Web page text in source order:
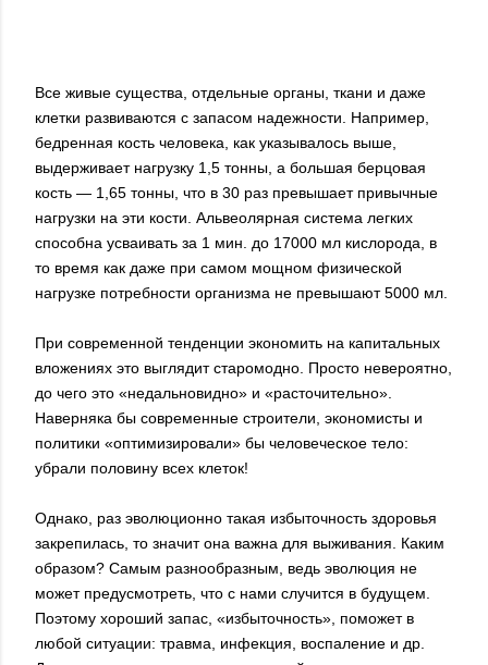
Все живые существа, отдельные органы, ткани и даже
клетки развиваются с запасом надежности. Например,
бедренная кость человека, как указывалось выше,
выдерживает нагрузку 1,5 тонны, а большая берцовая
кость — 1,65 тонны, что в 30 раз превышает привычные
нагрузки на эти кости. Альвеолярная система легких
способна усваивать за 1 мин. до 17000 мл кислорода, в
то время как даже при самом мощном физической
нагрузке потребности организма не превышают 5000 мл.
При современной тенденции экономить на капитальных
вложениях это выглядит старомодно. Просто невероятно,
до чего это «недальновидно» и «расточительно».
Наверняка бы современные строители, экономисты и
политики «оптимизировали» бы человеческое тело:
убрали половину всех клеток!
Однако, раз эволюционно такая избыточность здоровья
закрепилась, то значит она важна для выживания. Каким
образом? Самым разнообразным, ведь эволюция не
может предусмотреть, что с нами случится в будущем.
Поэтому хороший запас, «избыточность», поможет в
любой ситуации: травма, инфекция, воспаление и др.